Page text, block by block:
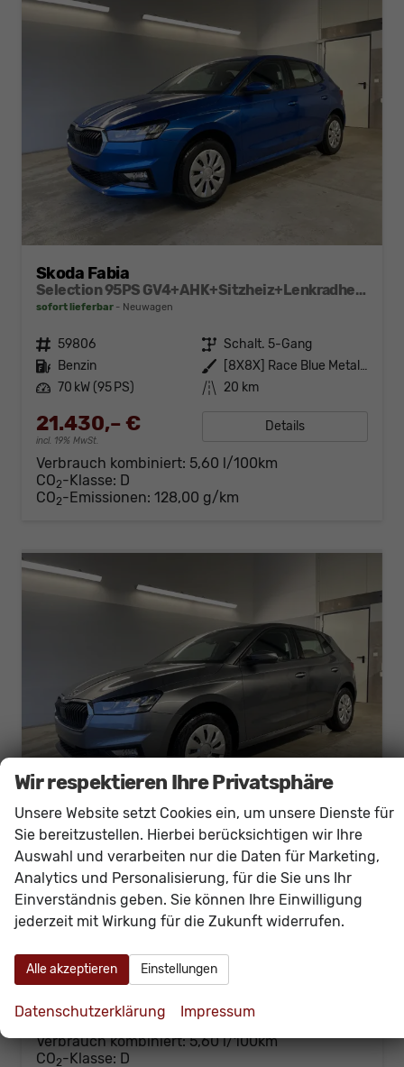
Skoda Fabia
Selection 95PS GV4+AHK+Sitzheiz+Lenkradheiz+Climatronic+Tempomat+PDC
sofort lieferbar Neuwagen
Fahrzeugnr. 59806 Getriebe Schalt. 5-Gang
Kraftstoff Benzin Außenfarbe
[8X8X] Race Blue Metallic
Leistung 70 kW (95 PS) Kilometerstand 20 km
21.430,– €
incl. 19% MwSt.
Details
Verbrauch kombiniert: 5,60 l/100km
CO2-Klasse: D
CO2-Emissionen: 128,00 g/km
Skoda Fabia
sofort lieferbar Neuwagen
Fahrzeugnr. 59810 Getriebe Schalt. 5-Gang
Leistung 70 kW (95 PS) Kilometerstand
21.430,– €
incl. 19% MwSt.
Verbrauch kombiniert:5,60 l/100km
CO2-Klasse: D
Wir respektieren Ihre Privatsphäre
Unsere Website setzt Cookies ein, um unsere Dienste für
Sie bereitzustellen. Hierbei berücksichtigen wir Ihre
Auswahl und verarbeiten nur die Daten für Marketing,
Analytics und Personalisierung, für die Sie uns Ihr
Einverständnis geben. Sie können Ihre Einwilligung
jederzeit mit Wirkung für die Zukunft widerrufen.
Alle akzeptieren Einstellungen
Datenschutzerklärung Impressum